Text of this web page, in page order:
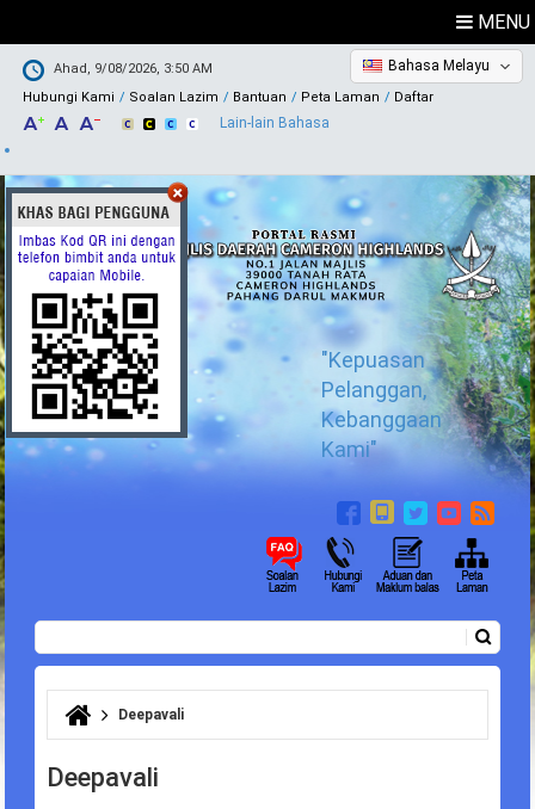
MENU
Ahad, 9/08/2026, 3:50 AM
Hubungi Kami
Soalan Lazim Bantuan Peta Laman Daftar
Bahasa Melayu
Lain-lain Bahasa
"Kepuasan
Pelanggan,
Kebanggaan
Kami"
Borang carian
Anda di sini
Deepavali
Deepavali